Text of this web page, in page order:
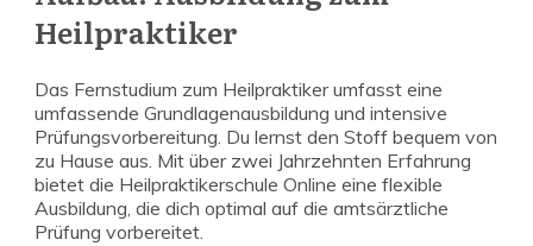
Heilpraktiker
Das Fernstudium zum Heilpraktiker umfasst eine
umfassende Grundlagenausbildung und intensive
Prüfungsvorbereitung. Du lernst den Stoff bequem von
zu Hause aus. Mit über zwei Jahrzehnten Erfahrung
bietet die Heilpraktikerschule Online eine flexible
Ausbildung, die dich optimal auf die amtsärztliche
Prüfung vorbereitet.